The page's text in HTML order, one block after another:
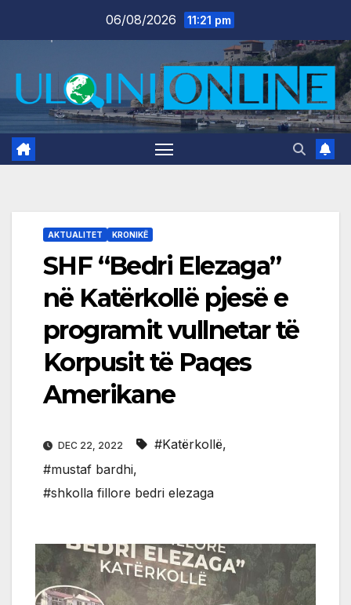
06/08/2026 11:21 pm
AKTUALITET KRONIKË
SHF “Bedri Elezaga”
në Katërkollë pjesë e
programit vullnetar të
Korpusit të Paqes
Amerikane
DEC 22, 2022 #Katërkollë,
#mustaf bardhi,
#shkolla fillore bedri elezaga